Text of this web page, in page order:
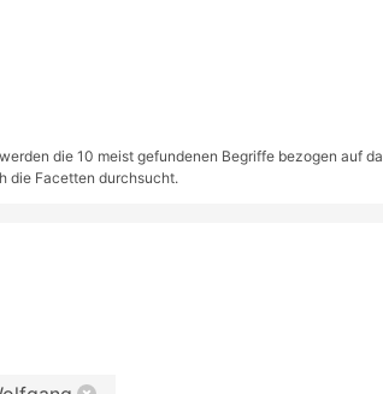
die 10 meist gefundenen Begriffe bezogen auf
die Facetten durchsucht.